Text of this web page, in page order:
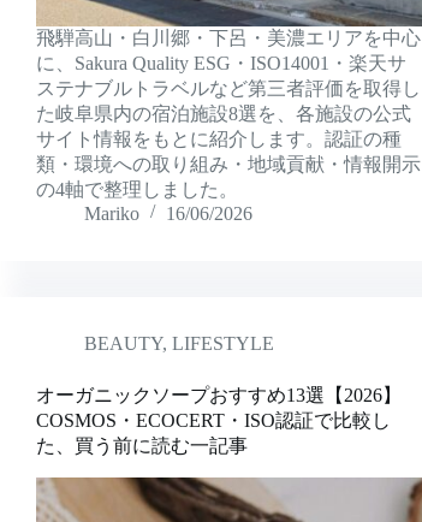
飛騨高山・白川郷・下呂・美濃エリアを中心
に、Sakura Quality ESG・ISO14001・楽天サ
ステナブルトラベルなど第三者評価を取得し
た岐阜県内の宿泊施設8選を、各施設の公式
サイト情報をもとに紹介します。認証の種
類・環境への取り組み・地域貢献・情報開示
の4軸で整理しました。
Mariko
16/06/2026
BEAUTY, LIFESTYLE
オーガニックソープおすすめ13選【2026】
COSMOS・ECOCERT・ISO認証で比較し
た、買う前に読む一記事